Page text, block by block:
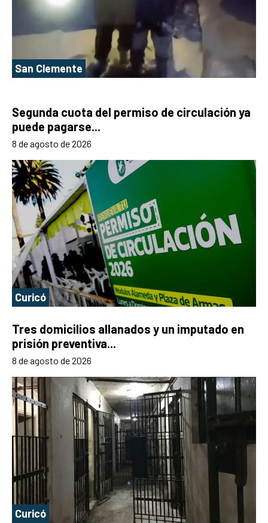
San Clemente
Segunda cuota del permiso de circulación ya
puede pagarse...
8 de agosto de 2026
Curicó
Tres domicilios allanados y un imputado en
prisión preventiva...
8 de agosto de 2026
Curicó